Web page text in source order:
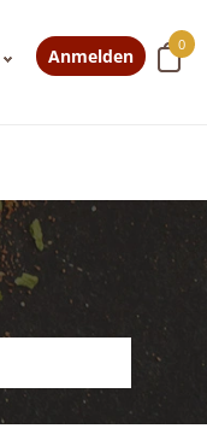
0
Anmelden